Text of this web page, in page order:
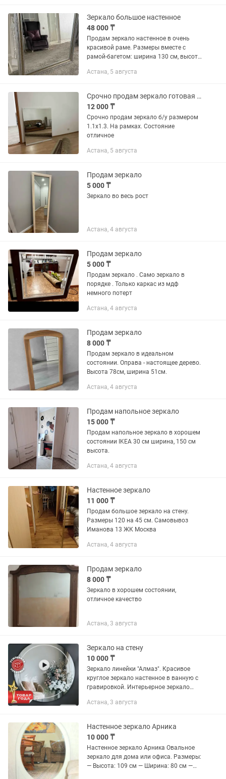
Зеркало большое настенное
48 000 ₸
Продам зеркало настенное в очень
красивой раме. Размеры вместе с
рамой-багетом: ширина 130 см, высота
интерьер. В подарок багет из такого же
Астана, 5 августа
Срочно продам зеркало готовая б/у. 1.1х1.3. Состояние отличное. Готовое
12 000 ₸
Срочно продам зеркало б/у размером
1.1х1.3. На рамках. Состояние
отличное
Астана, 5 августа
Продам зеркало
5 000 ₸
Зеркало во весь рост
Астана, 4 августа
Продам зеркало
5 000 ₸
Продам зеркало . Само зеркало в
порядке . Только каркас из мдф
немного потерт
Астана, 4 августа
Продам зеркало
8 000 ₸
Продам зеркало в идеальном
состоянии. Оправа - настоящее дерево.
Высота 78см, ширина 51см.
Астана, 4 августа
Продам напольное зеркало
15 000 ₸
Продам напольное зеркало в хорошем
состоянии IKEA 30 см ширина, 150 см
высота.
Астана, 4 августа
Настенное зеркало
11 000 ₸
Продам большое зеркало на стену.
Размеры 120 на 45 см. Самовывоз
Иманова 13 ЖК Москва
Астана, 4 августа
Продам зеркало
8 000 ₸
Зеркало в хорошем состоянии,
отличное качество
Астана, 3 августа
Зеркало на стену
10 000 ₸
Зеркало линейки "Алмаз". Красивое
круглое зеркало настенное в ванную с
гравировкой. Интерьерное зеркало
дополнением для вашей ванной,
Астана, 3 августа
Настенное зеркало Арника
10 000 ₸
Настенное зеркало Арника Овальное
зеркало для дома или офиса. Размеры:
— Высота: 109 см — Ширина: 80 см —